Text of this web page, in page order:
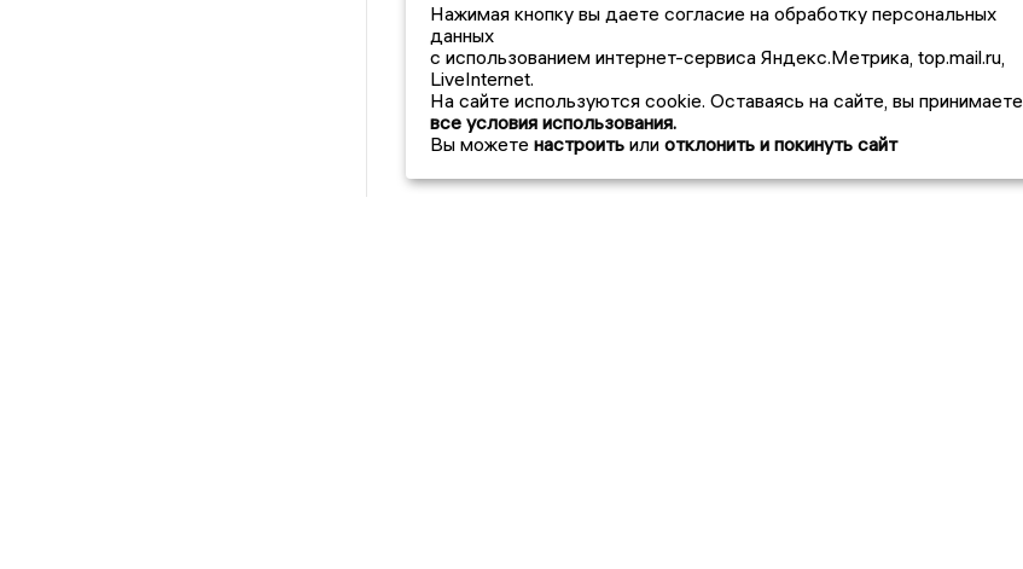
Нажимая кнопку вы даете согласие на обработку персональных
данных
с использованием интернет-сервиса Яндекс.Метрика, top.mail.ru,
LiveInternet.
На сайте используются cookie. Оставаясь на сайте, вы принимаете
все условия использования.
Вы можете настроить или отклонить и покинуть сайт